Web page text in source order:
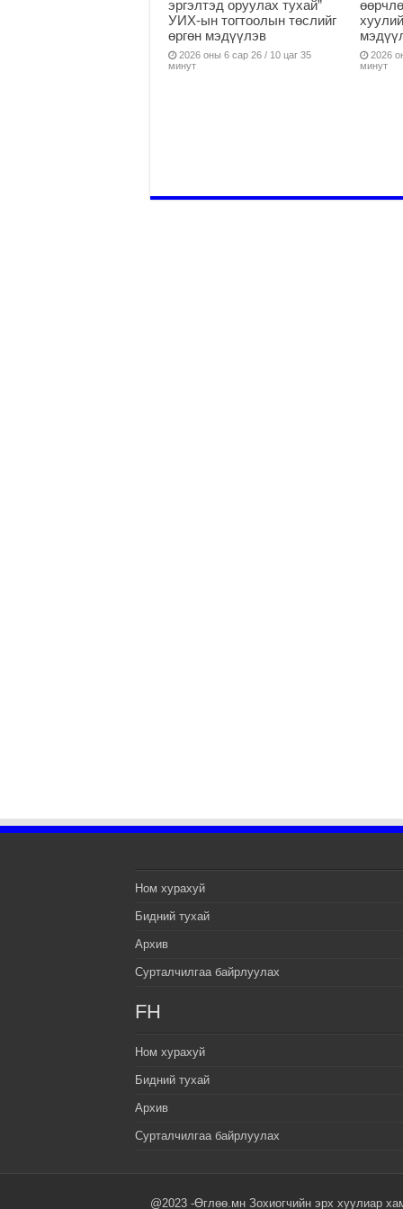
эргэлтэд оруулах тухай”
УИХ-ын тогтоолын төслийг
өргөн мэдүүлэв
2026 оны 6 сар 26 / 10 цаг 35
минут
2026
минут
Ном хурахуй
Бидний тухай
Архив
Сурталчилгаа байрлуулах
FH
Ном хурахуй
Бидний тухай
Архив
Сурталчилгаа байрлуулах
@2023 -Өглөө.мн Зохиогчийн эрх хуулиар